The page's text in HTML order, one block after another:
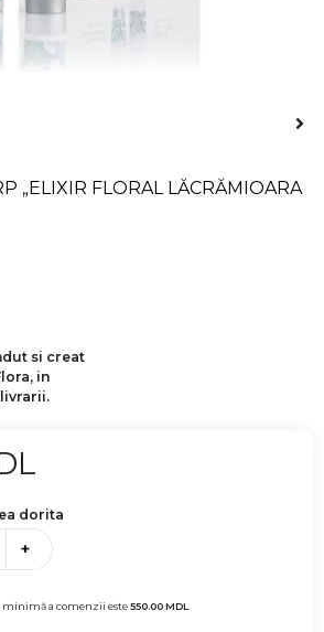
„ELIXIR FLORAL LĂCRĂMIOARA
si creat
in
dorita
+
minimă a comenzii este550.00MDL